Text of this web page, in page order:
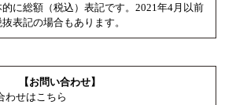
に総額（税込）表記です。2021年4月以前
表記の場合もあります。
【お問い合わせ】
わせはこちら